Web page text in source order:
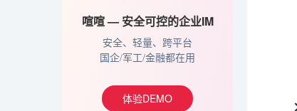
喧喧 — 安全可控的企业IM
安全、轻量、跨平台
国企/军工/金融都在用
体验DEMO